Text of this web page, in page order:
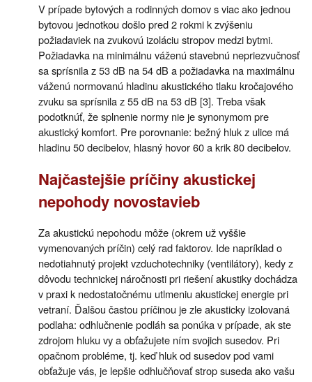
V prípade bytových a rodinných domov s viac ako jednou
bytovou jednotkou došlo pred 2 rokmi k zvýšeniu
požiadaviek na zvukovú izoláciu stropov medzi bytmi.
Požiadavka na minimálnu váženú stavebnú nepriezvučnosť
sa sprísnila z 53 dB na 54 dB a požiadavka na maximálnu
váženú normovanú hladinu akustického tlaku kročajového
zvuku sa sprísnila z 55 dB na 53 dB [3]. Treba však
podotknúť, že splnenie normy nie je synonymom pre
akustický komfort. Pre porovnanie: bežný hluk z ulice má
hladinu 50 decibelov, hlasný hovor 60 a krik 80 decibelov.
Najčastejšie príčiny akustickej
nepohody novostavieb
Za akustickú nepohodu môže (okrem už vyššie
vymenovaných príčin) celý rad faktorov. Ide napríklad o
nedotiahnutý projekt vzduchotechniky (ventilátory), kedy z
dôvodu technickej náročnosti pri riešení akustiky dochádza
v praxi k nedostatočnému utlmeniu akustickej energie pri
vetraní. Ďalšou častou príčinou je zle akusticky izolovaná
podlaha: odhlučnenie podláh sa ponúka v prípade, ak ste
zdrojom hluku vy a obťažujete ním svojich susedov. Pri
opačnom probléme, tj. keď hluk od susedov pod vami
obťažuje vás, je lepšie odhlučňovať strop suseda ako vašu